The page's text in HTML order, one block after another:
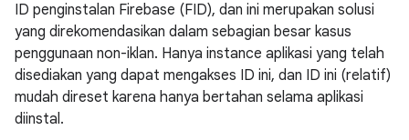
ID penginstalan Firebase (FID), dan ini merupakan solusi
yang direkomendasikan dalam sebagian besar kasus
penggunaan non-iklan. Hanya instance aplikasi yang telah
disediakan yang dapat mengakses ID ini, dan ID ini (relatif)
mudah direset karena hanya bertahan selama aplikasi
diinstal.